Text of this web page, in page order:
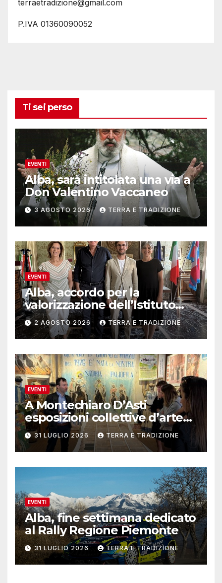
terraetradizione@gmail.com
P.IVA 01360090052
Ti sei perso
EVENTI
Alba, sarà intitolata una via a
Don Valentino Vaccaneo
3 AGOSTO 2026 TERRA E TRADIZIONE
EVENTI
Alba, accordo per la
valorizzazione dell’Istituto
musicale Rocca
2 AGOSTO 2026 TERRA E TRADIZIONE
EVENTI
A Montechiaro D’Asti
esposizioni collettive d’arte
contemporanea
31 LUGLIO 2026 TERRA E TRADIZIONE
EVENTI
Alba, fine settimana dedicato
al Rally Regione Piemonte
31 LUGLIO 2026 TERRA E TRADIZIONE